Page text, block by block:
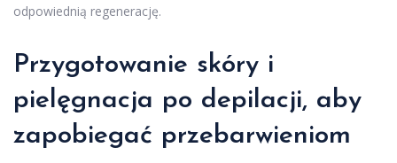
odpowiednią regenerację.
Przygotowanie skóry i
pielęgnacja po depilacji, aby
zapobiegać przebarwieniom